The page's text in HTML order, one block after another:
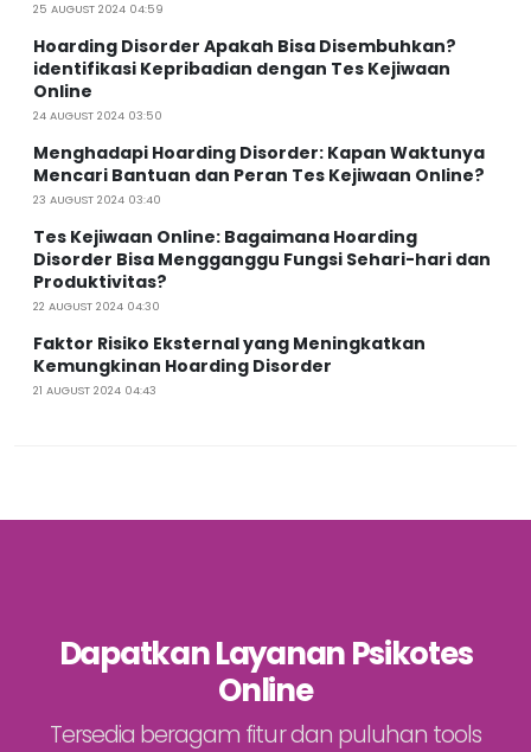
25 AUGUST 2024 04:59
Hoarding Disorder Apakah Bisa Disembuhkan?
identifikasi Kepribadian dengan Tes Kejiwaan
Online
24 AUGUST 2024 03:50
Menghadapi Hoarding Disorder: Kapan Waktunya
Mencari Bantuan dan Peran Tes Kejiwaan Online?
23 AUGUST 2024 03:40
Tes Kejiwaan Online: Bagaimana Hoarding
Disorder Bisa Mengganggu Fungsi Sehari-hari dan
Produktivitas?
22 AUGUST 2024 04:30
Faktor Risiko Eksternal yang Meningkatkan
Kemungkinan Hoarding Disorder
21 AUGUST 2024 04:43
Dapatkan Layanan Psikotes
Online
Tersedia beragam fitur dan puluhan tools